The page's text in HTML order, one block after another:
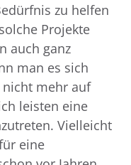
zu helfen
Projekte
auch ganz
man es sich
mehr auf
leisten eine
Vielleicht
eine